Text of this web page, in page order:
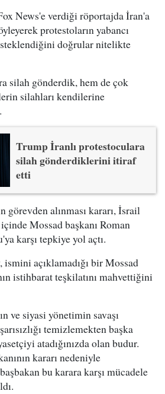
News'e verdiği röportajda İran'a
protestoların yabancı
doğrular nitelikte
silah gönderdik, hem de çok
silahları kendilerine
Trump İranlı protestoculara
silah gönderdiklerini itiraf
etti
alınması kararı, İsrail
Mossad başkanı Roman
karşı tepkiye yol açtı.
açıklamadığı bir Mossad
istihbarat teşkilatını mahvettiğini
ve siyasi yönetimin savaşı
temizlemekten başka
atadığınızda olan budur.
kararı nedeniyle
bu karara karşı mücadele